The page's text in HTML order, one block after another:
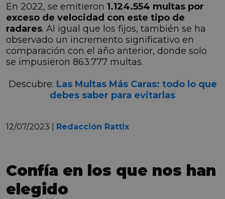
En 2022, se emitieron 1.124.554 multas por
exceso de velocidad con este tipo de
radares. Al igual que los fijos, también se ha
observado un incremento significativo en
comparación con el año anterior, donde solo
se impusieron 863.777 multas.
Descubre: Las Multas Más Caras: todo lo que
debes saber para evitarlas
12/07/2023 | Redacción Rattix
Confía en los que nos han
elegido